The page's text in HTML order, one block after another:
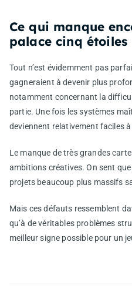
Ce qui manque
palace cinq étoiles
Tout n’est évidemment pas
gagneraient à devenir plus
notamment concernant la
partie. Une fois les systèmes
deviennent relativement faciles
Le manque de très grandes
ambitions créatives. On sent
projets beaucoup plus massifs
Mais ces défauts ressemblent
qu’à de véritables problèmes
meilleur signe possible pour un